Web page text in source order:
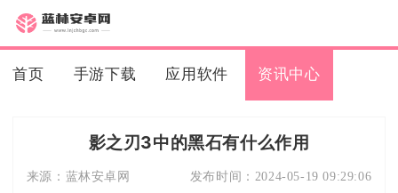
首页 手游下载 应用软件 资讯中心
影之刃3中的黑石有什么作用
来源： 蓝林安卓网 发布时间： 2024-05-19 09:29:06